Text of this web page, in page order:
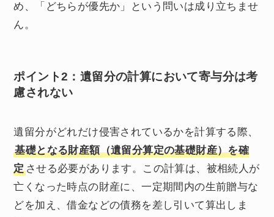
め、「どちらが優先か」という問いは成り立ちませ
ん。
ポイント2：遺留分の計算において寄与分は考
慮されない
遺留分がどれだけ侵害されているかを計算する際、
基礎となる財産額（遺留分算定の基礎財産）を確
定させる必要があります。この計算は、被相続人が
亡くなった時点の財産に、一定期間内の生前贈与な
どを加え、借金などの債務を差し引いて算出しま